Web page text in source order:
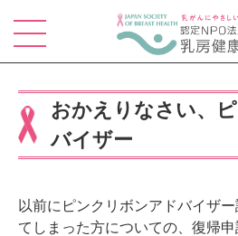
おかえりなさい、
バイザー
以前にピンクリボンアドバイザ
てしまった方についての、復帰申